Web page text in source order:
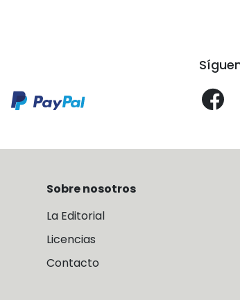
Sobre nosotros
La Editorial
Licencias
Contacto